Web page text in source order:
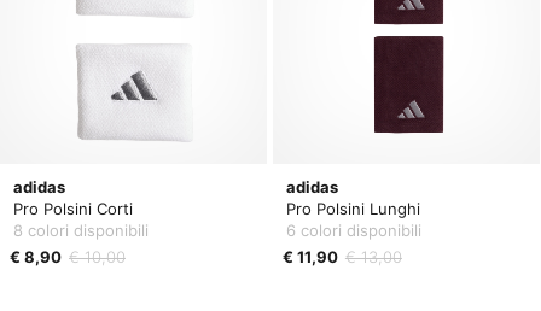
adidas
Pro Polsini Corti
8 colori disponibili
€ 8,90 € 10,00
adidas
Pro Polsini Lunghi
6 colori disponibili
€ 11,90 € 13,00